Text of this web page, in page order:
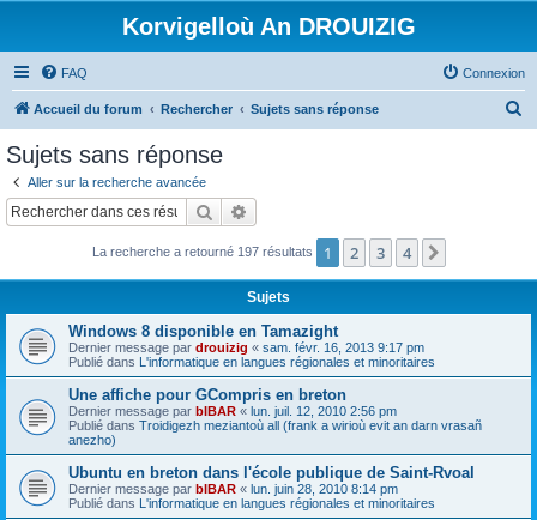
Korvigelloù An DROUIZIG
FAQ Connexion
Accueil du forum Rechercher Sujets sans réponse
c
Sujets sans réponse
Aller sur la recherche avancée
Rechercher
La recherche a retourné 197 résultats 1 2 3 4
Sujets
Windows 8 disponible en Tamazight
Dernier message par drouizig « sam. févr. 16, 2013 9:17 pm
Publié dans L'informatique en langues régionales et minoritaires
Une affiche pour GCompris en breton
Dernier message par bIBAR « lun. juil. 12, 2010 2:56 pm
Publié dans Troidigezh meziantoù all (frank a wirioù evit an darn vrasañ
anezho)
Ubuntu en breton dans l'école publique de Saint-Rvoal
Dernier message par bIBAR « lun. juin 28, 2010 8:14 pm
Publié dans L'informatique en langues régionales et minoritaires